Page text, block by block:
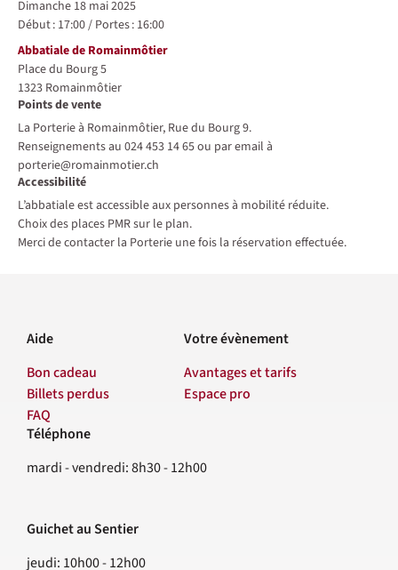
dimanche 18 mai 2025
Début : 17:00/ Portes : 16:00
Lieu
Abbatiale de Romainmôtier
Place du Bourg 5
1323 Romainmôtier
Points de vente
La Porterie à Romainmôtier, Rue du Bourg 9.
Renseignements au 024 453 14 65 ou par email à
porterie@romainmotier.ch
Accessibilité
L’abbatiale est accessible aux personnes à mobilité réduite.
Choix des places PMR sur le plan.
Merci de contacter la Porterie une fois la réservation effectuée.
Aide
Bon cadeau
Billets perdus
FAQ
Votre évènement
Avantages et tarifs
Espace pro
Contact
Téléphone
mardi - vendredi: 8h30 - 12h00
Guichet au Sentier
jeudi: 10h00 - 12h00